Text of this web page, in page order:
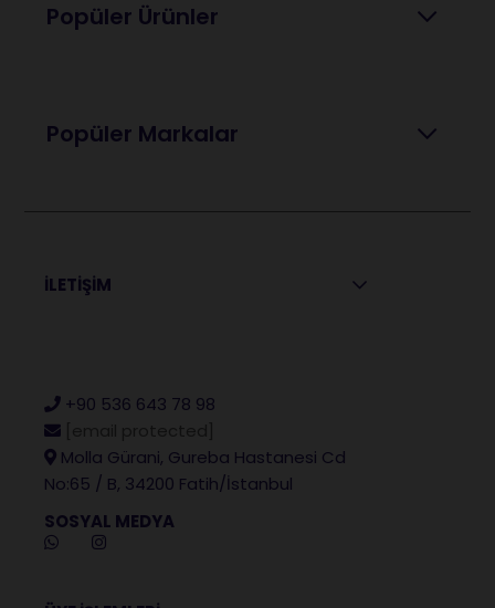
Popüler Ürünler
Popüler Markalar
İLETİŞİM
+90 536 643 78 98
Molla Gürani, Gureba Hastanesi Cd
No:65 / B, 34200 Fatih/İstanbul
SOSYAL MEDYA